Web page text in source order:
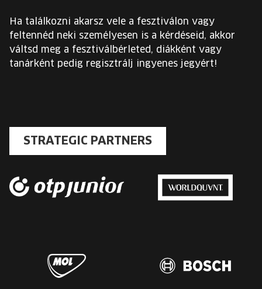
Ha találkozni akarsz vele a fesztiválon vagy
feltennéd neki személyesen is a kérdéseid, akkor
váltsd meg a fesztiválbérleted, diákként vagy
tanárként pedig regisztrálj ingyenes jegyért!
STRATEGIC PARTNERS